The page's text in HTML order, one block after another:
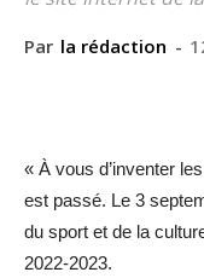
Par la rédaction -
« À vous d’inventer
est passé. Le 3
du sport et de la
2022-2023.